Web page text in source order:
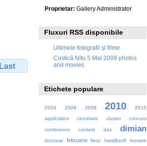
Last
Proprietar: Gallery Administrator
Fluxuri RSS disponibile
Ultimele fotografii și filme
Costică Nitu 5 Mai 2009 photos
and movies
Etichete populare
2004 2006 2008 2010
2015
application
cercetare cluster concurs
conference contest das dimian
doctorat februarie fiesc hard&soft
inovare